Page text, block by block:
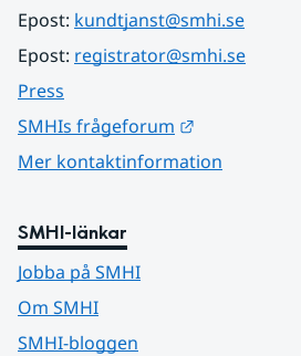
Epost: kundtjanst@smhi.se
Epost: registrator@smhi.se
Press
SMHIs frågeforum
Mer kontaktinformation
SMHI-länkar
Jobba på SMHI
Om SMHI
SMHI-bloggen